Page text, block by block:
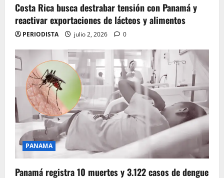
Costa Rica busca destrabar tensión con Panamá y
reactivar exportaciones de lácteos y alimentos
PERIODISTA julio 2, 2026 0
PANAMA
Panamá registra 10 muertes y 3.122 casos de dengue